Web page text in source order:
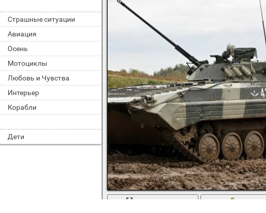
Страшные ситуации
Авиация
Осень
Мотоциклы
Любовь и Чувства
Интерьер
Корабли
Дети